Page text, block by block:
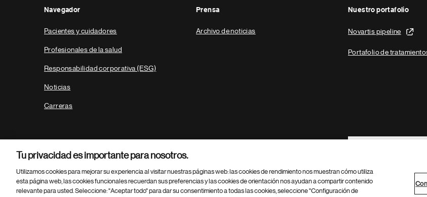
Navegador
Pacientes y cuidadores
Profesionales de la salud
Responsabilidad corporativa (ESG)
Noticias
Carreras
Prensa
Archivo de noticias
Nuestro portafolio
Novartis pipeline
Portafolio de
Footer Site Search
Parte
© 2026 Novartis AG
Tu privacidad es importante para nosotros.
Utilizamos cookies para mejorar su experiencia al visitar nuestras páginas web: las cookies de rendimiento nos muestran cómo utiliza
esta página web, las cookies funcionales recuerdan sus preferencias y las cookies de orientación nos ayudan a compartir contenido
relevante para usted. Seleccione: "Aceptar todo" para dar su consentimiento a todas las cookies, seleccione "Configuración de